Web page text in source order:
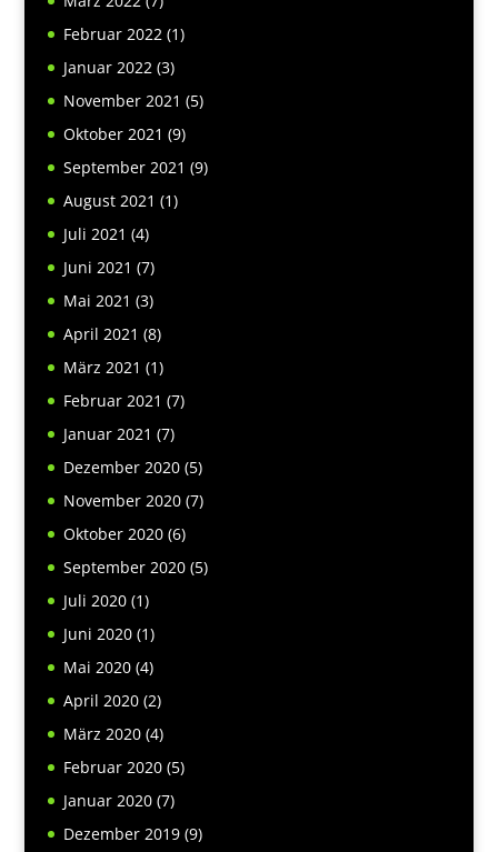
Februar 2022 (1)
Januar 2022 (3)
November 2021 (5)
Oktober 2021 (9)
September 2021 (9)
August 2021 (1)
Juli 2021 (4)
Juni 2021 (7)
Mai 2021 (3)
April 2021 (8)
März 2021 (1)
Februar 2021 (7)
Januar 2021 (7)
Dezember 2020(5)
November 2020(7)
Oktober 2020(6)
September 2020(5)
Juli 2020(1)
Juni 2020(1)
Mai 2020(4)
April 2020(2)
März 2020(4)
Februar 2020(5)
Januar 2020(7)
Dezember 2019(9)